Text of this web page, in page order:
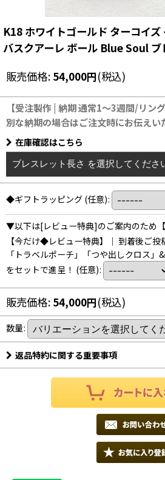
K18 ホワイトゴールド ターコイズ
バスクアーレ ボール Blue Soul ブ
販売価格: 54,000円(税込)
【受注製作 | 納期 通常1〜3週間/リ
別な納期の場合はご注文時にお伝えい
在庫確認はこちら
ブレスレット長さ を選択してくださ
◆ギフトラッピング (任意):
▼以下は[レビュー特典]のご案内のため【
【今だけ◆レビュー特典】｜ 到着後ご
「トラベルポーチ」「つや出しクロス」
をセットで進呈！ (任意):
販売価格: 54,000円(税込)
数量:
返品特約に関する重要事項